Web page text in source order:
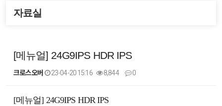
자료실
[메뉴얼] 24G9IPS HDR IPS
크로스오버 23-04-20 15:16 8,844 0
본문
[메뉴얼] 24G9IPS HDR IPS